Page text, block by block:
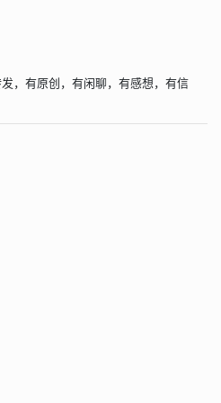
，有原创，有闲聊，有感想，有信